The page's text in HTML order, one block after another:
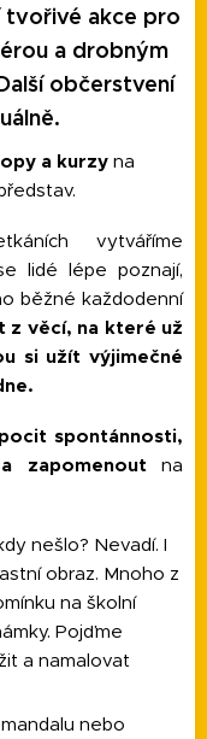
tvořivé akce pro
a drobným
občerstvení
a kurzy na
vytváříme
lidé lépe poznají,
běžné každodenní
z věcí, na které už
si užít výjimečné
spontánnosti,
zapomenout na
nešlo? Nevadí. I
obraz. Mnoho z
na školní
Pojďme
a namalovat
nebo